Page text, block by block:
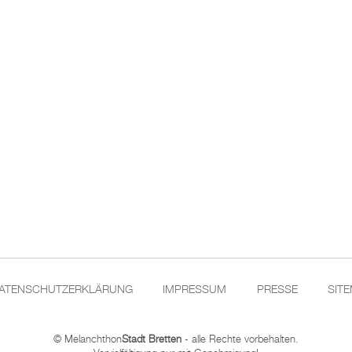
IMPRESSUM PRESSE
© MelanchthonStadt Bretten - alle Rechte vorbehalten.